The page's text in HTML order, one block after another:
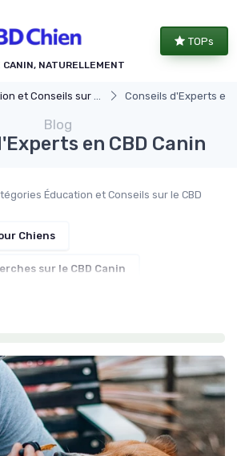
NATURELLEMENT
TOPs
sur le CBD pour Chiens Conseils d'Experts en
Blog
en CBD Canin
Éducation et Conseils sur le CBD
Chiens
sur le CBD Canin
le monde du CBD pour Chiens
cookies